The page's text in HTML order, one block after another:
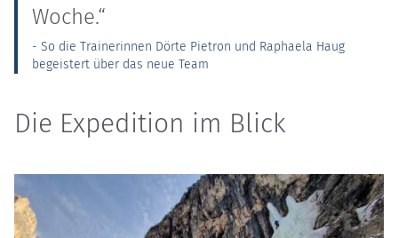
Woche.“
- So die Trainerinnen Dörte Pietron und Raphaela Haug
begeistert über das neue Team
Die Expedition im Blick